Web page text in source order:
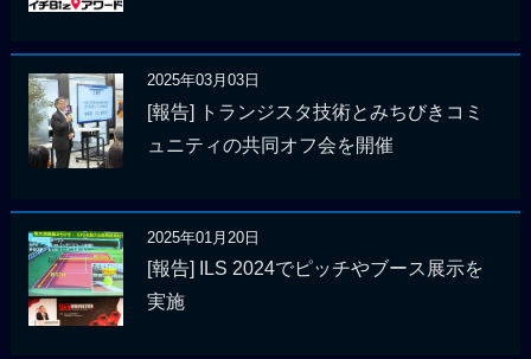
2025年03月03日
[報告] トランジスタ技術とみちびきコミ
ュニティの共同オフ会を開催
2025年01月20日
[報告] ILS 2024でピッチやブース展示を
実施